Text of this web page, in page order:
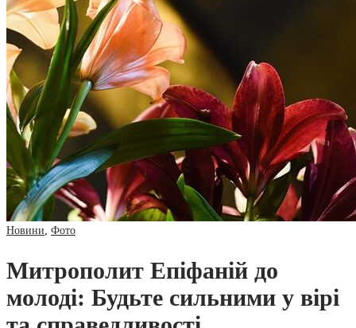
Новини Фото
Митрополит Епіфаній до
молоді: Будьте сильними у вірі